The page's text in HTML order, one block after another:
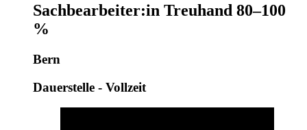
Sachbearbeiter:in Treuhand 80–100
%
Bern
Dauerstelle - Vollzeit